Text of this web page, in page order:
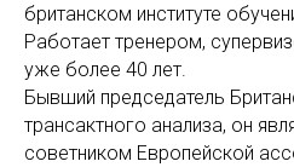
британском институте
Работает тренером,
уже более 40 лет.
Бывший председатель
трансактного анализа, он
советником Европейской